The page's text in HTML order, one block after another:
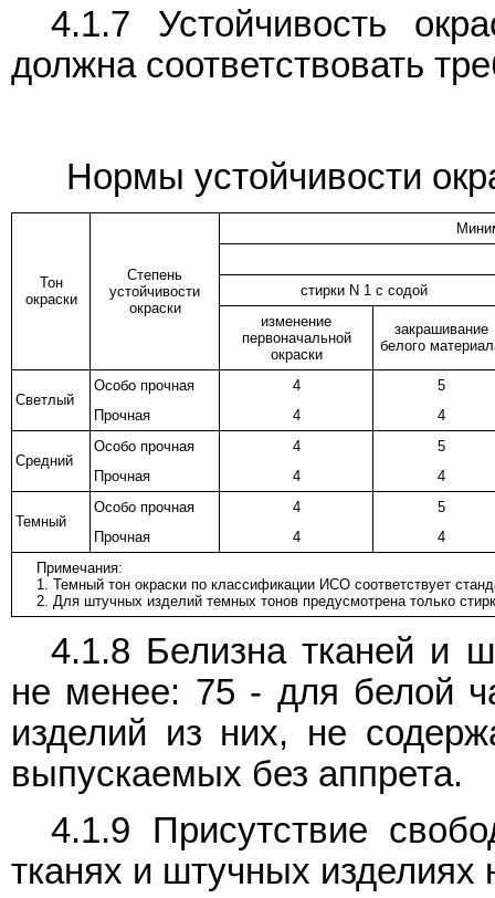
4.1.7 Устойчивость
должна соответствовать
Нормы устойчивости
Тон
окраски
Степень
устойчивости
окраски
стирки N 1 с содой
изменение
первоначальной
окраски
закрашивание
белого
Светлый
Особо прочная 4
5
Прочная
4 4
Средний
Особо прочная 4
5
Прочная
4 4
Темный
Особо прочная 4
5
Прочная
4
4
Примечания:
1. Темный тон окраски по классификации ИСО соответствует
2. Для штучных изделий темных тонов предусмотрена только
4.1.8 Белизна тканей и
не менее: 75 - для белой
изделий из них, не
выпускаемых без аппрета.
4.1.9 Присутствие
тканях и штучных изделиях